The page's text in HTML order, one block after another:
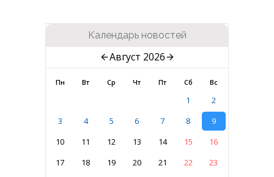
Календарь новостей
Август 2026
Пн Вт Ср Чт Пт Сб Вс
1
2
3
4 5 6 7 8
9
10
11 12 13 14 15
16
17
18 19 20 21 22
23